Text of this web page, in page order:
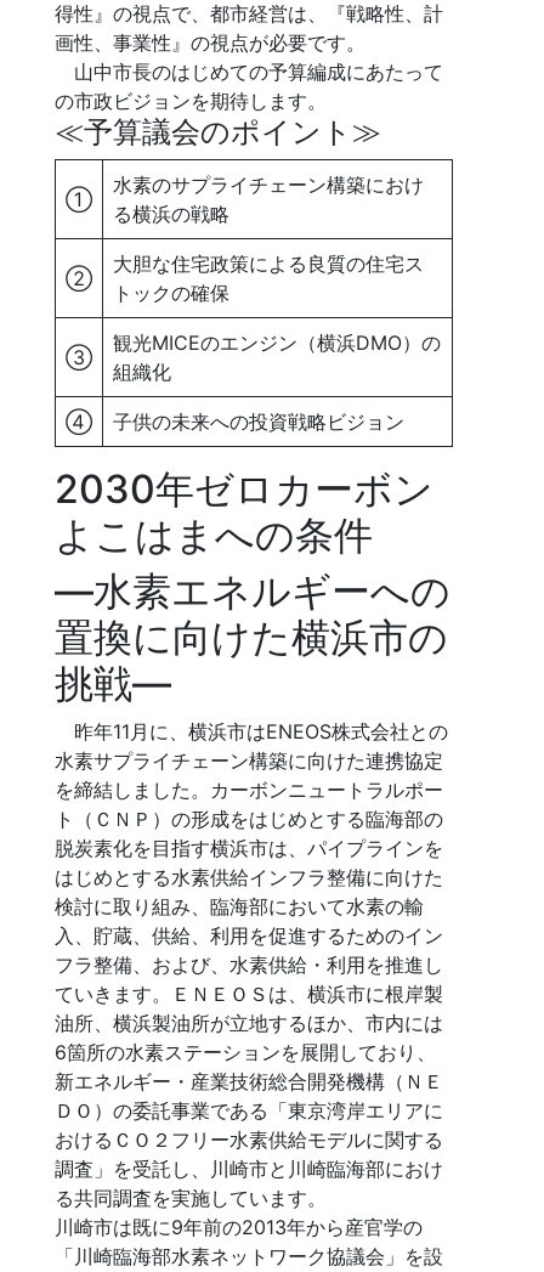
得性』の視点で、都市経営は、『戦略性、計
画性、事業性』の視点が必要です。
山中市長のはじめての予算編成にあたって
の市政ビジョンを期待します。
≪予算議会のポイント≫
①
水素のサプライチェーン構築におけ
る横浜の戦略
②
大胆な住宅政策による良質の住宅ス
トックの確保
③
観光MICEのエンジン（横浜DMO）の
組織化
④ 子供の未来への投資戦略ビジョン
2030年ゼロカーボン
よこはまへの条件
―水素エネルギーへの
置換に向けた横浜市の
挑戦―
昨年11月に、横浜市はENEOS株式会社との
水素サプライチェーン構築に向けた連携協定
を締結しました。カーボンニュートラルポー
ト（ＣＮＰ）の形成をはじめとする臨海部の
脱炭素化を目指す横浜市は、パイプラインを
はじめとする水素供給インフラ整備に向けた
検討に取り組み、臨海部において水素の輸
入、貯蔵、供給、利用を促進するためのイン
フラ整備、および、水素供給・利用を推進し
ていきます。ＥＮＥＯＳは、横浜市に根岸製
油所、横浜製油所が立地するほか、市内には
6箇所の水素ステーションを展開しており、
新エネルギー・産業技術総合開発機構（ＮＥ
ＤＯ）の委託事業である「東京湾岸エリアに
おけるＣＯ２フリー水素供給モデルに関する
調査」を受託し、川崎市と川崎臨海部におけ
る共同調査を実施しています。
川崎市は既に9年前の2013年から産官学の
「川崎臨海部水素ネットワーク協議会」を設